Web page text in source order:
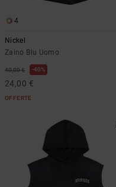
4
Nickel
Zaino Blu Uomo
40,00 € 40%
24,00 €
OFFERTE